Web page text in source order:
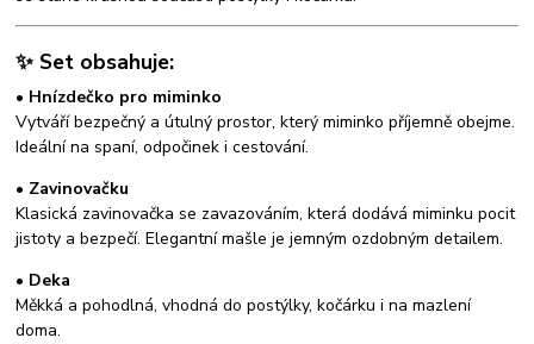
✨ Set obsahuje:
• Hnízdečko pro miminko
Vytváří bezpečný a útulný prostor, který miminko příjemně obejme.
Ideální na spaní, odpočinek i cestování.
• Zavinovačku
Klasická zavinovačka se zavazováním, která dodává miminku pocit
jistoty a bezpečí. Elegantní mašle je jemným ozdobným detailem.
• Deka
Měkká a pohodlná, vhodná do postýlky, kočárku i na mazlení
doma.